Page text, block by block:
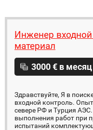
Инженер
материал
3000 € в месяц
Здравствуйте, Я в
входной контроль.
севере РФ и Турция
выполнения работ при
испытаний